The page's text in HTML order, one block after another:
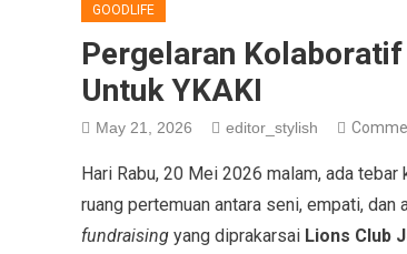
GOODLIFE
Pergelaran
Untuk YKAKI
May 21, 2026 editor_stylish
Hari Rabu, 20 Mei 2026 malam, ada
ruang pertemuan antara seni, empati,
fundraisingyang diprakarsai Lions Club